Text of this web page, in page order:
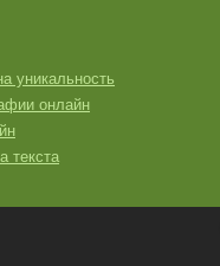
уникальность
онлайн
текста